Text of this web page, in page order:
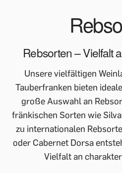
Rebsorten – Vielfalt
Unsere vielfältigen
Tauberfranken bieten
große Auswahl an
fränkischen Sorten wie
zu internationalen
oder Cabernet Dorsa
Vielfalt an